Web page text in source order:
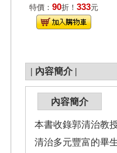
特價： 90折！ 333元
| 內容簡介 |
內容簡介
本書收錄郭清治教
清治多元豐富的畢